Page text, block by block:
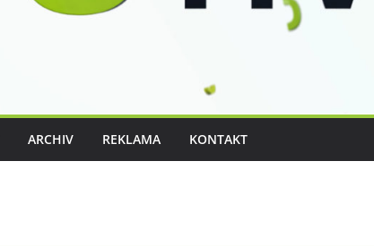
ARCHIV REKLAMA KONTAKT